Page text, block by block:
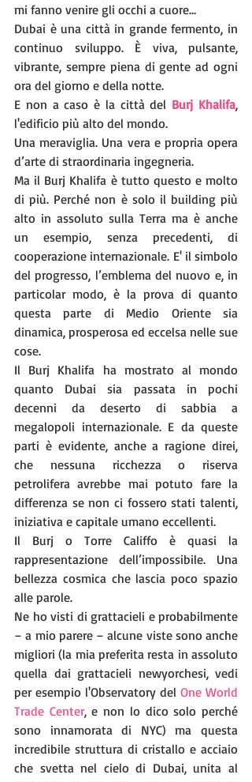
mi fanno venire gli occhi a cuore…
Dubai è una città in grande fermento, in
continuo sviluppo. È viva, pulsante,
vibrante, sempre piena di gente ad ogni
ora del giorno e della notte.
E non a caso è la città del Burj Khalifa,
l'edificio più alto del mondo.
Una meraviglia. Una vera e propria opera
d’arte di straordinaria ingegneria.
Ma il Burj Khalifa è tutto questo e molto
di più. Perché non è solo il building più
alto in assoluto sulla Terra ma è anche
un esempio, senza precedenti, di
cooperazione internazionale. E' il simbolo
del progresso, l’emblema del nuovo e, in
particolar modo, è la prova di quanto
questa parte di Medio Oriente sia
dinamica, prosperosa ed eccelsa nelle sue
cose.
Il Burj Khalifa ha mostrato al mondo
quanto Dubai sia passata in pochi
decenni da deserto di sabbia a
megalopoli internazionale. E da queste
parti è evidente, anche a ragione direi,
che nessuna ricchezza o riserva
petrolifera avrebbe mai potuto fare la
differenza se non ci fossero stati talenti,
iniziativa e capitale umano eccellenti.
Il Burj o Torre Califfo è quasi la
rappresentazione dell’impossibile. Una
bellezza cosmica che lascia poco spazio
alle parole.
Ne ho visti di grattacieli e probabilmente
– a mio parere – alcune viste sono anche
migliori (la mia preferita resta in assoluto
quella dai grattacieli newyorchesi, vedi
per esempio l'Observatory del One World
Trade Center, e non lo dico solo perché
sono innamorata di NYC) ma questa
incredibile struttura di cristallo e acciaio
che svetta nel cielo di Dubai, unita al